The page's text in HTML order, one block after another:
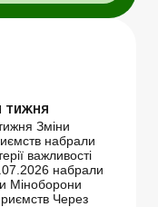
тижня
Зміни
набрали
важливості
набрали
Міноборони
Через